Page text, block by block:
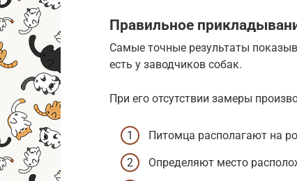
Правильное
Самые точные результаты
есть у заводчиков собак.
При его отсутствии замеры
Питомца располагают на
Определяют место